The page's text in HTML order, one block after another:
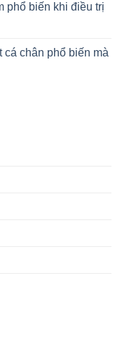
phổ biến khi điều trị
chân phổ biến mà